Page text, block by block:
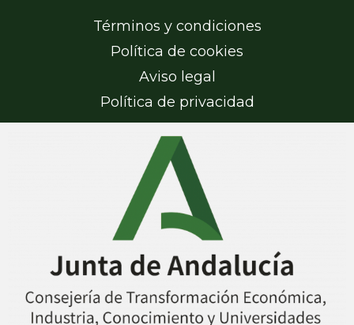
Términos y condiciones
Política de cookies
Aviso legal
Política de privacidad